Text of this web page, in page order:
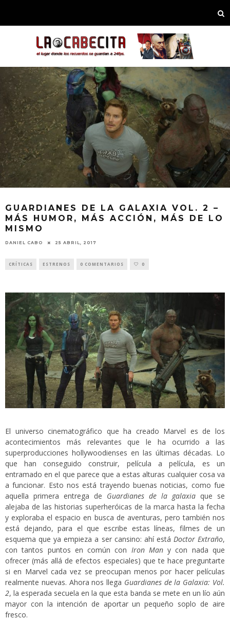
GUARDIANES DE LA GALAXIA VOL. 2 –
MÁS HUMOR, MÁS ACCIÓN, MÁS DE LO
MISMO
DANIEL CABO 25 ABRIL, 2017
CRÍTICAS ESTRENOS 0 COMENTARIOS 0
El universo cinematográfico que ha creado Marvel es de los
acontecimientos más relevantes que le ha ocurrido a las
superproducciones hollywoodienses en las últimas décadas. Lo
que han conseguido construir, película a película, es un
entramado en el que parece que a estas alturas cualquier cosa va
a funcionar. Esto nos está trayendo buenas noticias, como fue
aquella primera entrega de Guardianes de la galaxia que se
alejaba de las historias superheróicas de la marca hasta la fecha
y exploraba el espacio en busca de aventuras, pero también nos
está dejando, para el que escribe estas líneas, filmes de un
esquema que ya empieza a ser cansino: ahí está Doctor Extraño,
con tantos puntos en común con Iron Many con nada que
ofrecer (más allá de efectos especiales) que te hace preguntarte
si en Marvel cada vez se preocupan menos por hacer películas
realmente nuevas. Ahora nos llega Guardianes de la Galaxia: Vol.
2, la esperada secuela en la que esta banda se mete en un lío aún
mayor con la intención de aportar un pequeño soplo de aire
fresco.